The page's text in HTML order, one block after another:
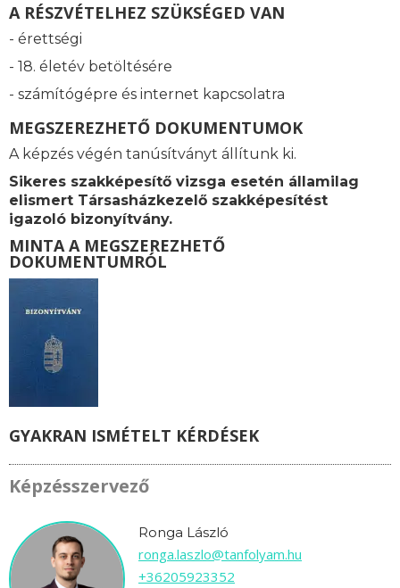
A RÉSZVÉTELHEZ SZÜKSÉGED VAN
- érettségi
- 18. életév betöltésére
- számítógépre és internet kapcsolatra
MEGSZEREZHETŐ DOKUMENTUMOK
A képzés végén tanúsítványt állítunk ki.
Sikeres szakképesítő vizsga esetén államilag
elismert Társasházkezelő szakképesítést
igazoló bizonyítvány.
MINTA A MEGSZEREZHETŐ
DOKUMENTUMRÓL
GYAKRAN ISMÉTELT KÉRDÉSEK
Képzésszervező
Ronga László
ronga.laszlo@tanfolyam.hu
+36205923352